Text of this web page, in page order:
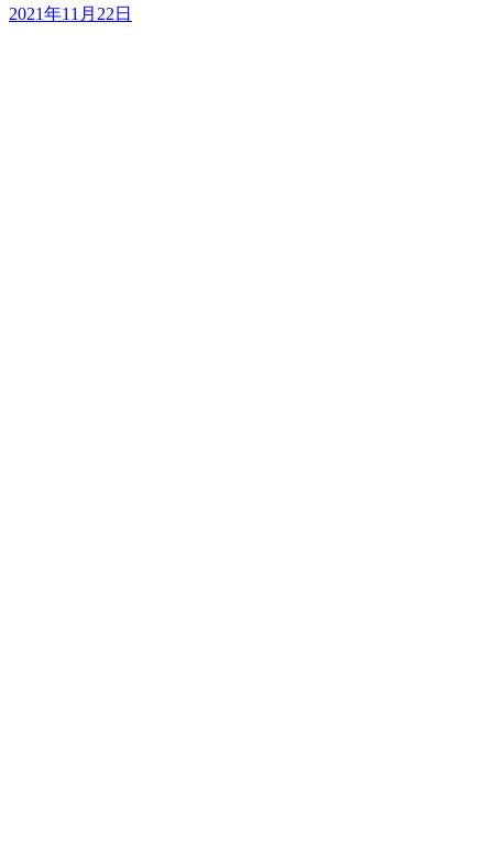
2021年11月22日